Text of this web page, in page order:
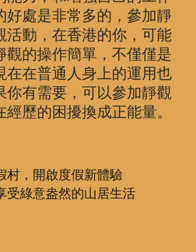
好處是非常多的，參加靜
活動，在香港的你，可能
觀的操作簡單，不僅僅是
在在普通人身上的運用也
你有需要，可以參加靜觀
歷的困擾換成正能量。
村，開啟度假新體驗
受綠意盎然的山居生活